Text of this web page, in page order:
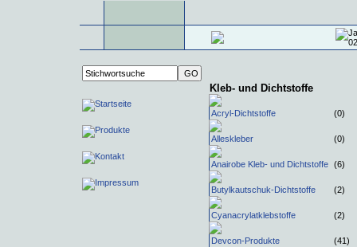
Kleb- und Dichtstoffe
Acryl-Dichtstoffe (0)
Alleskleber (0)
Anairobe Kleb- und Dichtstoffe (6)
Butylkautschuk-Dichtstoffe (2)
Cyanacrylatklebstoffe (2)
Devcon-Produkte (41)